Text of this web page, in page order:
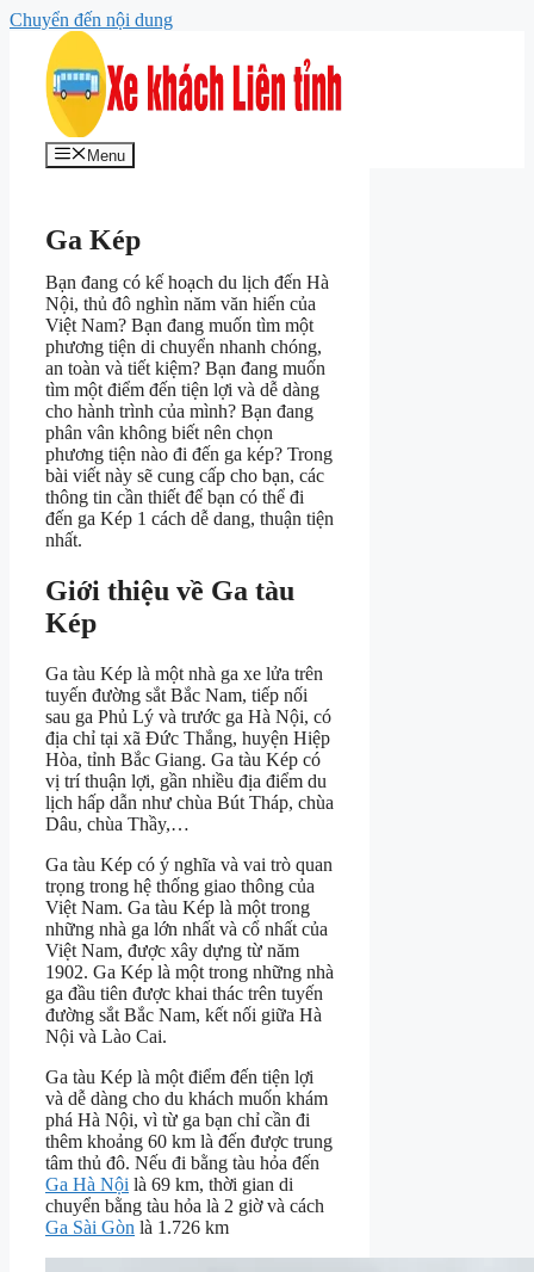
Chuyển đến nội dung
Menu
Ga Kép
Bạn đang có kế hoạch du lịch đến Hà
Nội, thủ đô nghìn năm văn hiến của
Việt Nam? Bạn đang muốn tìm một
phương tiện di chuyển nhanh chóng,
an toàn và tiết kiệm? Bạn đang muốn
tìm một điểm đến tiện lợi và dễ dàng
cho hành trình của mình? Bạn đang
phân vân không biết nên chọn
phương tiện nào đi đến ga kép? Trong
bài viết này sẽ cung cấp cho bạn, các
thông tin cần thiết để bạn có thể đi
đến ga Kép 1 cách dễ dang, thuận tiện
nhất.
Giới thiệu về Ga tàu
Kép
Ga tàu Kép là một nhà ga xe lửa trên
tuyến đường sắt Bắc Nam, tiếp nối
sau ga Phủ Lý và trước ga Hà Nội, có
địa chỉ tại xã Đức Thắng, huyện Hiệp
Hòa, tỉnh Bắc Giang. Ga tàu Kép có
vị trí thuận lợi, gần nhiều địa điểm du
lịch hấp dẫn như chùa Bút Tháp, chùa
Dâu, chùa Thầy,…
Ga tàu Kép có ý nghĩa và vai trò quan
trọng trong hệ thống giao thông của
Việt Nam. Ga tàu Kép là một trong
những nhà ga lớn nhất và cổ nhất của
Việt Nam, được xây dựng từ năm
1902. Ga Kép là một trong những nhà
ga đầu tiên được khai thác trên tuyến
đường sắt Bắc Nam, kết nối giữa Hà
Nội và Lào Cai.
Ga tàu Kép là một điểm đến tiện lợi
và dễ dàng cho du khách muốn khám
phá Hà Nội, vì từ ga bạn chỉ cần đi
thêm khoảng 60 km là đến được trung
tâm thủ đô. Nếu đi bằng tàu hỏa đến
Ga Hà Nội là 69 km, thời gian di
chuyển bằng tàu hỏa là 2 giờ và cách
Ga Sài Gòn là 1.726 km